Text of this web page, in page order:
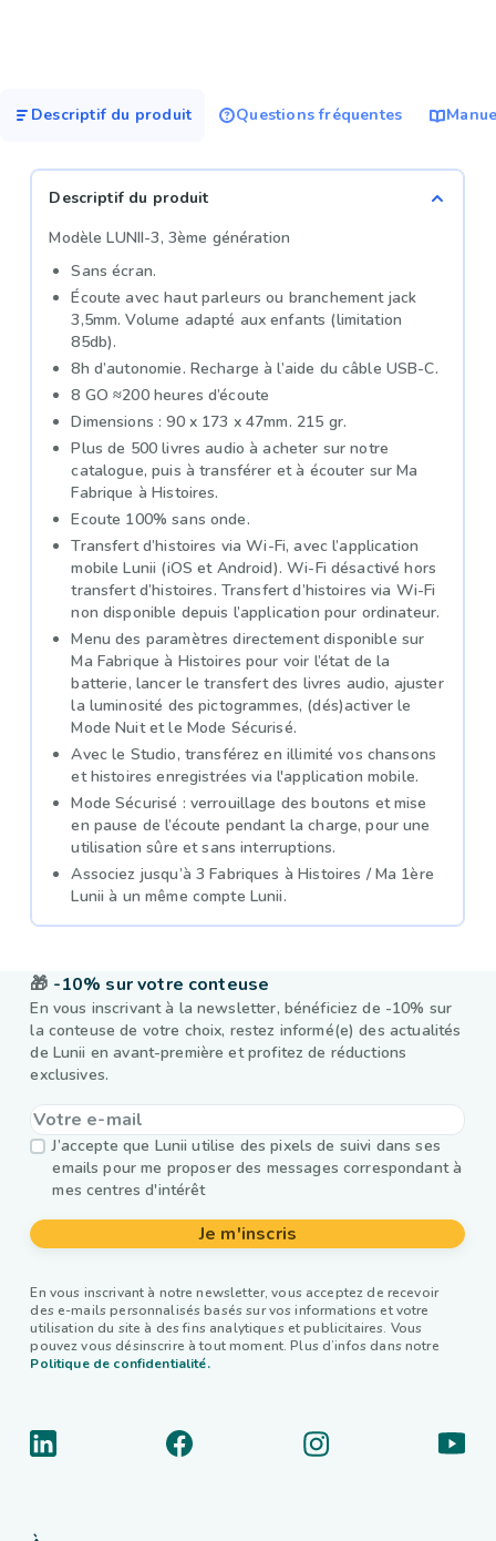
Descriptif du produit Questions fréquentes
Descriptif du produit
Modèle LUNII-3, 3ème génération
Sans écran.
Écoute avec haut parleurs ou branchement jack
3,5mm. Volume adapté aux enfants (limitation
85db).
8h d’autonomie. Recharge à l’aide du câble USB-C.
8 GO ≈200 heures d’écoute
Dimensions : 90 x 173 x 47mm. 215 gr.
Plus de 500 livres audio à acheter sur notre
catalogue, puis à transférer et à écouter sur Ma
Fabrique à Histoires.
Ecoute 100% sans onde.
Transfert d’histoires via Wi-Fi, avec l’application
mobile Lunii (iOS et Android). Wi-Fi désactivé hors
transfert d’histoires. Transfert d’histoires via Wi-Fi
non disponible depuis l’application pour ordinateur.
Menu des paramètres directement disponible sur
Ma Fabrique à Histoires pour voir l’état de la
batterie, lancer le transfert des livres audio, ajuster
la luminosité des pictogrammes, (dés)activer le
Mode Nuit et le Mode Sécurisé.
Avec le Studio, transférez en illimité vos chansons
et histoires enregistrées via l'application mobile.
Mode Sécurisé : verrouillage des boutons et mise
en pause de l’écoute pendant la charge, pour une
utilisation sûre et sans interruptions.
Associez jusqu’à 3 Fabriques à Histoires / Ma 1ère
Lunii à un même compte Lunii.
🎁 -10% sur votre conteuse
En vous inscrivant à la newsletter, bénéficiez de -10% sur
la conteuse de votre choix, restez informé(e) des actualités
de Lunii en avant-première et profitez de réductions
exclusives.
J’accepte que Lunii utilise des pixels de suivi dans ses
emails pour me proposer des messages correspondant à
mes centres d'intérêt
Je m'inscris
En vous inscrivant à notre newsletter, vous acceptez de recevoir
des e-mails personnalisés basés sur vos informations et votre
utilisation du site à des fins analytiques et publicitaires. Vous
pouvez vous désinscrire à tout moment. Plus d’infos dans notre
Politique de confidentialité.